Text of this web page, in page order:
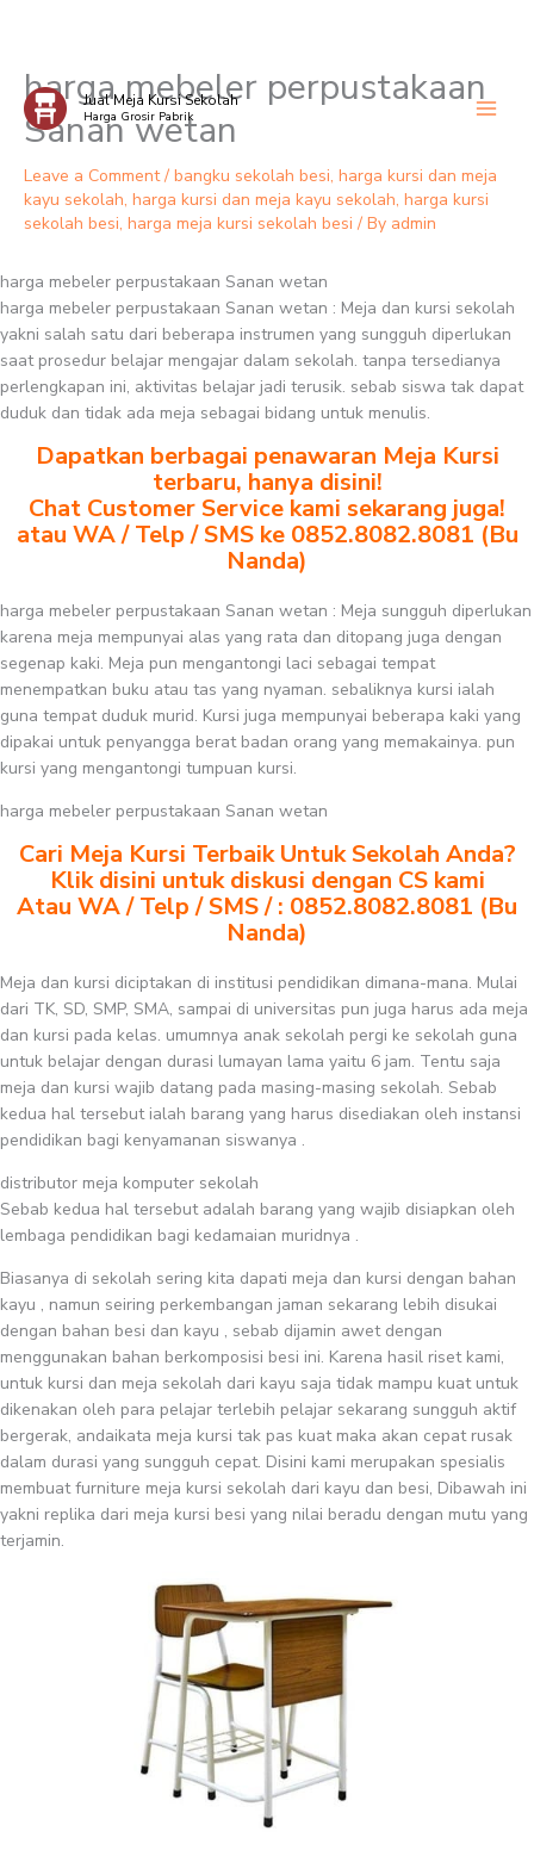
Skip
content
Jual Meja Kursi Sekolah
Harga Grosir Pabrik
harga mebeler perpustakaan
Sanan wetan
Leave a Comment / bangku sekolah besi, harga kursi dan meja
kayu sekolah, harga kursi dan meja kayu sekolah, harga kursi
sekolah besi, harga meja kursi sekolah besi / By admin
harga mebeler perpustakaan Sanan wetan
harga mebeler perpustakaan Sanan wetan : Meja dan kursi sekolah
yakni salah satu dari beberapa instrumen yang sungguh diperlukan
saat prosedur belajar mengajar dalam sekolah. tanpa tersedianya
perlengkapan ini, aktivitas belajar jadi terusik. sebab siswa tak dapat
duduk dan tidak ada meja sebagai bidang untuk menulis.
Dapatkan berbagai penawaran Meja Kursi
terbaru, hanya disini!
Chat Customer Service kami sekarang juga!
atau WA / Telp / SMS ke 0852.8082.8081 (Bu
Nanda)
harga mebeler perpustakaan Sanan wetan : Meja sungguh diperlukan
karena meja mempunyai alas yang rata dan ditopang juga dengan
segenap kaki. Meja pun mengantongi laci sebagai tempat
menempatkan buku atau tas yang nyaman. sebaliknya kursi ialah
guna tempat duduk murid. Kursi juga mempunyai beberapa kaki yang
dipakai untuk penyangga berat badan orang yang memakainya. pun
kursi yang mengantongi tumpuan kursi.
harga mebeler perpustakaan Sanan wetan
Cari Meja Kursi Terbaik Untuk Sekolah Anda?
Klik disini untuk diskusi dengan CS kami
Atau WA / Telp / SMS / : 0852.8082.8081 (Bu
Nanda)
Meja dan kursi diciptakan di institusi pendidikan dimana-mana. Mulai
dari TK, SD, SMP, SMA, sampai di universitas pun juga harus ada meja
dan kursi pada kelas. umumnya anak sekolah pergi ke sekolah guna
untuk belajar dengan durasi lumayan lama yaitu 6 jam. Tentu saja
meja dan kursi wajib datang pada masing-masing sekolah. Sebab
kedua hal tersebut ialah barang yang harus disediakan oleh instansi
pendidikan bagi kenyamanan siswanya .
distributor meja komputer sekolah
Sebab kedua hal tersebut adalah barang yang wajib disiapkan oleh
lembaga pendidikan bagi kedamaian muridnya .
Biasanya di sekolah sering kita dapati meja dan kursi dengan bahan
kayu , namun seiring perkembangan jaman sekarang lebih disukai
dengan bahan besi dan kayu , sebab dijamin awet dengan
menggunakan bahan berkomposisi besi ini. Karena hasil riset kami,
untuk kursi dan meja sekolah dari kayu saja tidak mampu kuat untuk
dikenakan oleh para pelajar terlebih pelajar sekarang sungguh aktif
bergerak, andaikata meja kursi tak pas kuat maka akan cepat rusak
dalam durasi yang sungguh cepat. Disini kami merupakan spesialis
membuat furniture meja kursi sekolah dari kayu dan besi, Dibawah ini
yakni replika dari meja kursi besi yang nilai beradu dengan mutu yang
terjamin.